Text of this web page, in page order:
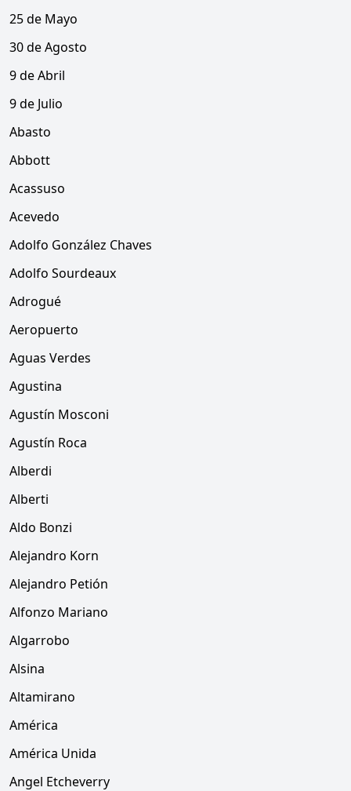
25 de Mayo
30 de Agosto
9 de Abril
9 de Julio
Abasto
Abbott
Acassuso
Acevedo
Adolfo González Chaves
Adolfo Sourdeaux
Adrogué
Aeropuerto
Aguas Verdes
Agustina
Agustín Mosconi
Agustín Roca
Alberdi
Alberti
Aldo Bonzi
Alejandro Korn
Alejandro Petión
Alfonzo Mariano
Algarrobo
Alsina
Altamirano
América
América Unida
Angel Etcheverry